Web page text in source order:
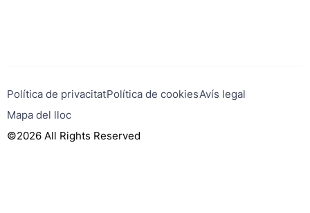
Política de privacitatPolítica de cookiesAvís legal
Mapa del lloc
©2026 All Rights Reserved